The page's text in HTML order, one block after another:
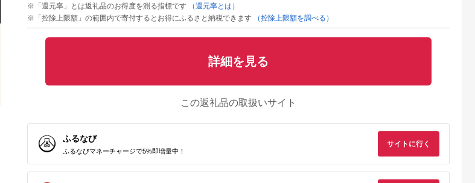
※「還元率」とは返礼品のお得度を測る指標です
（還元率とは）
※「控除上限額」の範囲内で寄付するとお得にふるさと納税できます
（控除上限額を調べる）
詳細を見る
この返礼品の取扱いサイト
ふるなび
ふるなびマネーチャージで5%即増量中！
サイトに行く